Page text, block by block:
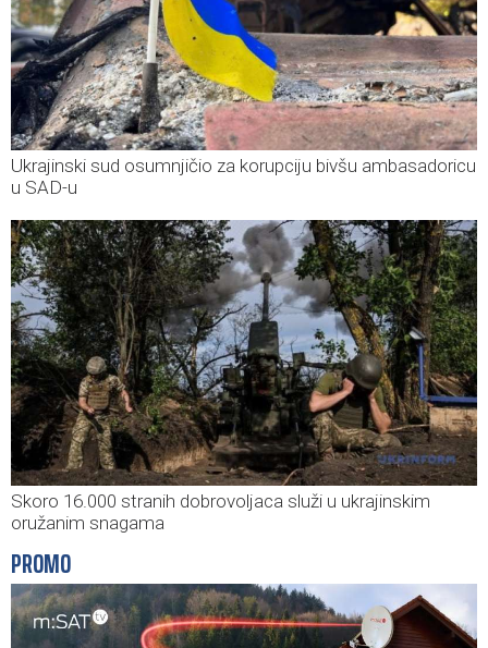
Ukrajinski sud osumnjičio za korupciju bivšu ambasadoricu
u SAD-u
Skoro 16.000 stranih dobrovoljaca služi u ukrajinskim
oružanim snagama
PROMO